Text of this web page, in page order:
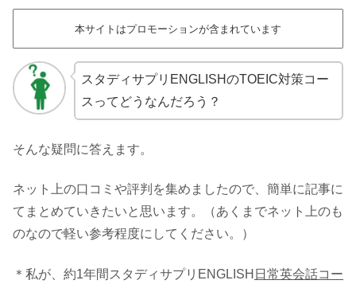
本サイトはプロモーションが含まれています
スタディサプリENGLISHのTOEIC対策コー
スってどうなんだろう？
そんな疑問に答えます。
ネット上の口コミや評判を集めましたので、簡単に記事に
てまとめていきたいと思います。（あくまでネット上のも
のなので軽い参考程度にしてください。）
＊私が、約1年間スタディサプリENGLISH 日常英会話コー